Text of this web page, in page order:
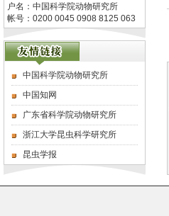
户名：中国科学院动物研究所
帐号：0200 0045 0908 8125 063
中国科学院动物研究所
中国知网
广东省科学院动物研究所
浙江大学昆虫科学研究所
昆虫学报